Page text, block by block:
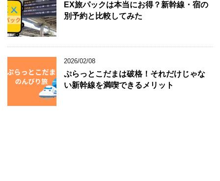
EX旅パックは本当にお得？新幹線・宿の
別予約と比較してみた
2026/02/08
ぷらっとこだまは破格！それだけじゃな
い新幹線を満喫できるメリット